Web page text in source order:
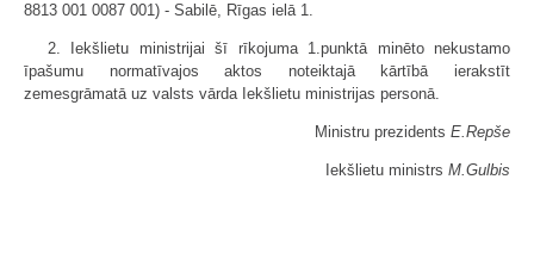
8813 001 0087 001) - Sabilē, Rīgas ielā 1.
2. Iekšlietu ministrijai šī rīkojuma 1.punktā minēto nekustamo
īpašumu normatīvajos aktos noteiktajā kārtībā ierakstīt
zemesgrāmatā uz valsts vārda Iekšlietu ministrijas personā.
Ministru prezidents E.Repše
Iekšlietu ministrs M.Gulbis